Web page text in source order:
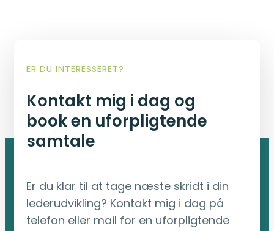
ER DU INTERESSERET?
Kontakt mig i dag og
book en uforpligtende
samtale
Er du klar til at tage næste skridt i din
lederudvikling? Kontakt mig i dag på
telefon eller mail for en uforpligtende